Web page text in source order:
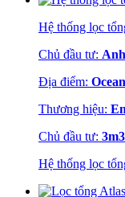
Hệ thống lọc
Chủ đầu tư:
Địa điểm:
Thương hiệu:
Chủ đầu tư:
Hệ thống lọc